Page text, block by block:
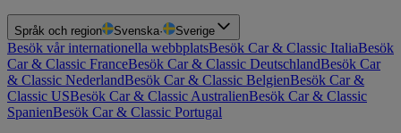
Språk och region Svenska· Sverige
Besök vår internationella webbplatsBesök Car & Classic ItaliaBesök
Car & Classic FranceBesök Car & Classic DeutschlandBesök Car
& Classic NederlandBesök Car & Classic BelgienBesök Car &
Classic USBesök Car & Classic AustralienBesök Car & Classic
SpanienBesök Car & Classic Portugal